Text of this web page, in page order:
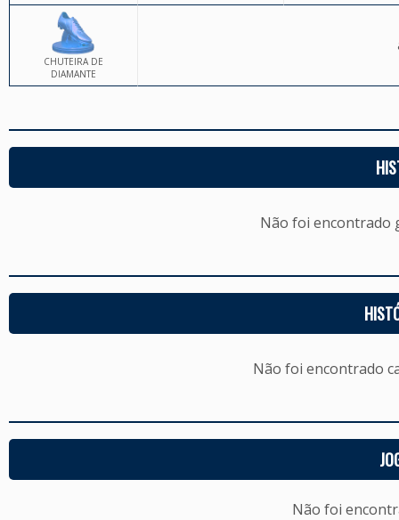
CHUTEIRA DE
DIAMANTE
Não foi encontrado
Não foi encontrado
Não foi